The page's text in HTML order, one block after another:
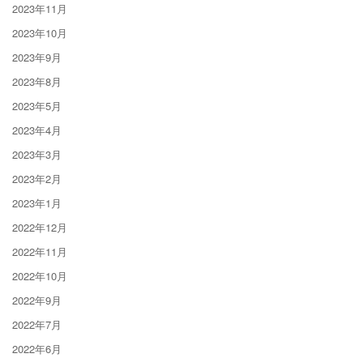
2023年11月
2023年10月
2023年9月
2023年8月
2023年5月
2023年4月
2023年3月
2023年2月
2023年1月
2022年12月
2022年11月
2022年10月
2022年9月
2022年7月
2022年6月